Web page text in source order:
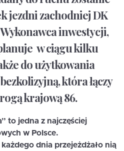
jezdni zachodniej DK
inwestycji,
w ciągu kilku
do użytkowania
która łączy
krajową 86.
to jedna z najczęściej
w Polsce.
dnia przejeżdżało nią